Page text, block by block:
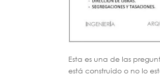
Esta es una de las
está construido o no lo